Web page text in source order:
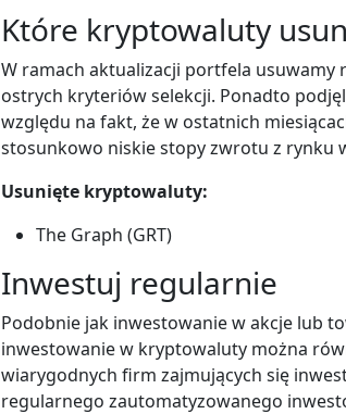
Które kryptowaluty
W ramach aktualizacji portfela usuwamy
ostrych kryteriów selekcji. Ponadto
względu na fakt, że w ostatnich
stosunkowo niskie stopy zwrotu z
Usunięte kryptowaluty:
The Graph (GRT)
Inwestuj regularnie
Podobnie jak inwestowanie w akcje lub
inwestowanie w kryptowaluty można
wiarygodnych firm zajmujących się
regularnego zautomatyzowanego